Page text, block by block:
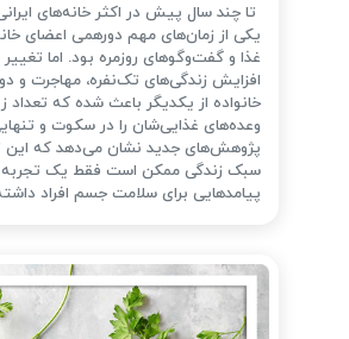
تا چند سال پیش در اکثر خانه‌های
یکی از زمان‌های مهم دورهمی اعضای
غذا و گفت‌وگوهای روزمره بود. اما
افزایش زندگی‌های تک‌نفره، مهاجرت و
خانواده از یکدیگر باعث شده که تعداد
وعده‌های غذایی‌شان را در سکوت و
پژوهش‌های جدید نشان می‌دهد که این
سبک زندگی ممکن است فقط یک تجربه
پیامدهایی برای سلامت جسم افراد